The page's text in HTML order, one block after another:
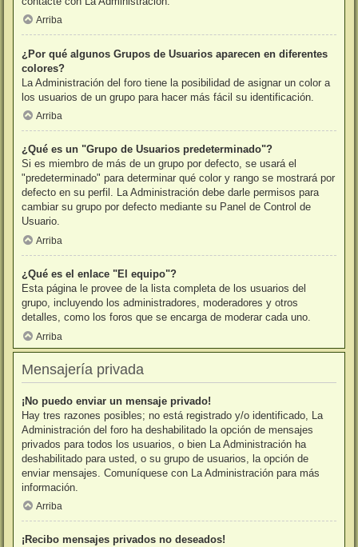
Arriba
¿Por qué algunos Grupos de Usuarios aparecen en diferentes
colores?
La Administración del foro tiene la posibilidad de asignar un color a
los usuarios de un grupo para hacer más fácil su identificación.
Arriba
¿Qué es un "Grupo de Usuarios predeterminado"?
Si es miembro de más de un grupo por defecto, se usará el
"predeterminado" para determinar qué color y rango se mostrará por
defecto en su perfil. La Administración debe darle permisos para
cambiar su grupo por defecto mediante su Panel de Control de
Usuario.
Arriba
¿Qué es el enlace "El equipo"?
Esta página le provee de la lista completa de los usuarios del
grupo, incluyendo los administradores, moderadores y otros
detalles, como los foros que se encarga de moderar cada uno.
Arriba
Mensajería privada
¡No puedo enviar un mensaje privado!
Hay tres razones posibles; no está registrado y/o identificado, La
Administración del foro ha deshabilitado la opción de mensajes
privados para todos los usuarios, o bien La Administración ha
deshabilitado para usted, o su grupo de usuarios, la opción de
enviar mensajes. Comuníquese con La Administración para más
información.
Arriba
¡Recibo mensajes privados no deseados!